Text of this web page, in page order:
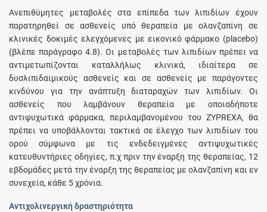
Ανεπιθύμητες μεταβολές στα επίπεδα των λιπιδίων έχουν
παρατηρηθεί σε ασθενείς υπό θεραπεία με ολανζαπίνη σε
κλινικές δοκιμές ελεγχόμενες με εικονικό φάρμακο (placebo)
(βλέπε παράγραφο 4.8). Οι μεταβολές των λιπιδίων πρέπει να
αντιμετωπίζονται καταλλήλως κλινικά, ιδιαίτερα σε
δυσλιπιδαιμικούς ασθενείς και σε ασθενείς με παράγοντες
κινδύνου για την ανάπτυξη διαταραχών των λιπιδίων. Οι
ασθενείς που λαμβάνουν θεραπεία με οποιαδήποτε
αντιψυχωτικά φάρμακα, περιλαμβανομένου του ZYPREXA, θα
πρέπει να υποβάλλονται τακτικά σε έλεγχο των λιπιδίων του
ορού σύμφωνα με τις ενδεδειγμένες αντιψυχωτικές
κατευθυντήριες οδηγίες, π.χ πριν την έναρξη της θεραπείας, 12
εβδομάδες μετά την έναρξη της θεραπείας με ολανζαπίνη και εν
συνεχεία, κάθε 5 χρόνια.
Αντιχολινεργική δραστηριότητα